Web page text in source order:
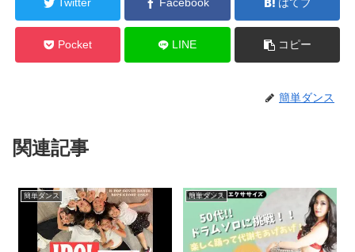
Pocket LINE コピー
簡単ダンス
関連記事
簡単ダンス 簡単ダンス